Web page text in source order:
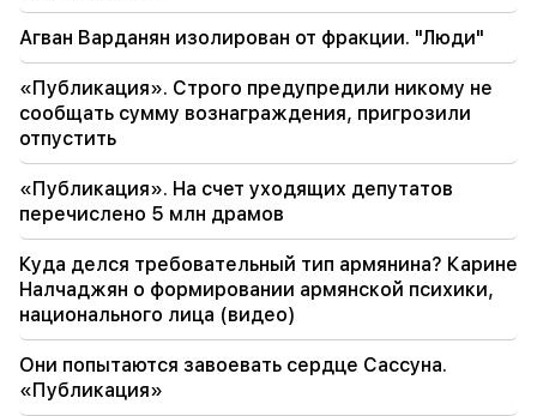
Влиятельных лиц оштрафуют на 5000
долларов за политическую рекламу
20:38
Кто ты такой, чтобы называть католикоса по
имени омута? Амалян (видео)
20:20
Деньги потекут рекой. Эти три знака зодиака
разбогатеют в конце августа
19:36
Большой пожар в одной из многоэтажек
Саят-Нова. Жители были эвакуированы
19:34 Важный
Агван Варданян изолирован от фракции. "Люди"
«Публикация». Строго предупредили никому не
сообщать сумму вознаграждения, пригрозили
отпустить
«Публикация». На счет уходящих депутатов
перечислено 5 млн драмов
Куда делся требовательный тип армянина? Карине
Налчаджян о формировании армянской психики,
национального лица (видео)
Они попытаются завоевать сердце Сассуна.
«Публикация»